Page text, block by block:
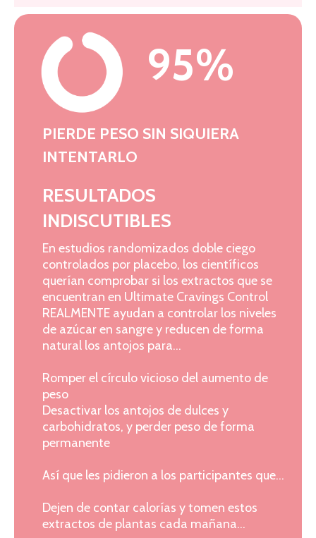
95%
PIERDE PESO SIN SIQUIERA
INTENTARLO
RESULTADOS
INDISCUTIBLES
En estudios randomizados doble ciego
controlados por placebo, los científicos
querían comprobar si los extractos que se
encuentran en Ultimate Cravings Control
REALMENTE ayudan a controlar los niveles
de azúcar en sangre y reducen de forma
natural los antojos para...
Romper el círculo vicioso del aumento de
peso
Desactivar los antojos de dulces y
carbohidratos, y perder peso de forma
permanente
Así que les pidieron a los participantes que...
Dejen de contar calorías y tomen estos
extractos de plantas cada mañana...